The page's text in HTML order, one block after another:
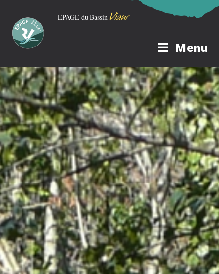
EPAGE du BassinViaur
Menu